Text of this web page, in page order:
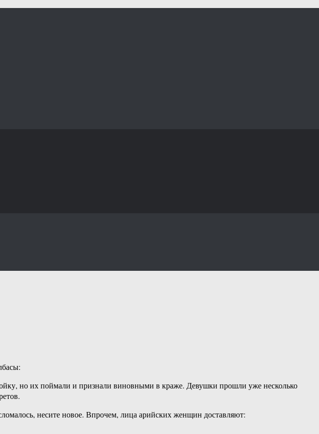
но их поймали и признали виновными в краже. Девушки прошли уже несколько
несите новое. Впрочем, лица арийских женщин доставляют: